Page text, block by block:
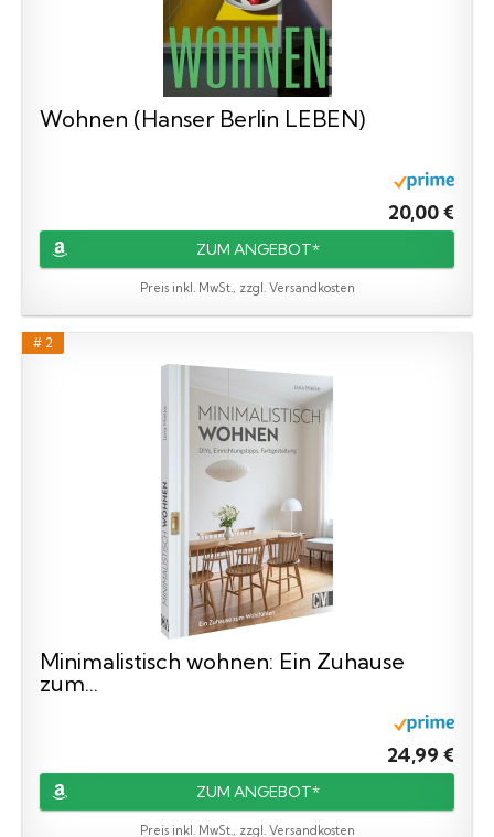
Wohnen (Hanser Berlin LEBEN)
20,00 €
ZUM ANGEBOT*
Preis inkl. MwSt., zzgl. Versandkosten
# 2
Minimalistisch wohnen: Ein Zuhause
zum...
24,99 €
ZUM ANGEBOT*
Preis inkl. MwSt., zzgl. Versandkosten